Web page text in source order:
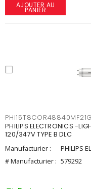
AJOUTER AU
PANIER
PHILIPS ELECTRONICS -
120/347V TYPE B DLC
Manufacturier :
PHILIPS
# Manufacturier : 579292